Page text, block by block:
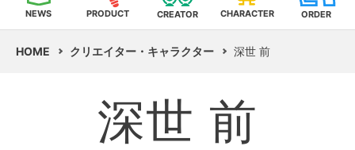
NEWS PRODUCT CREATOR CHARACTER ORDER
HOME クリエイター・キャラクター 深世 前
深世 前